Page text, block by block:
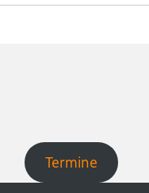
Termine